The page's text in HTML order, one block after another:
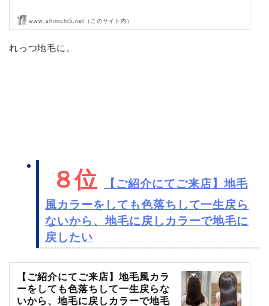
ブログを見てご来店頂きました〜！
www.shinichi5.net（このサイト内）
れっつ地毛に。
８位
【ご紹介にてご来店】地毛
風カラーをしても色落ちして一生戻ら
ないから、地毛に戻しカラーで地毛に
戻したい
【ご紹介にてご来店】地毛風カラ
ーをしても色落ちして一生戻らな
いから、地毛に戻しカラーで地毛